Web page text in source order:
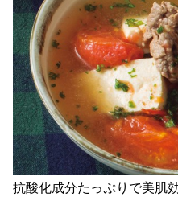
抗酸化成分たっぷりで美肌